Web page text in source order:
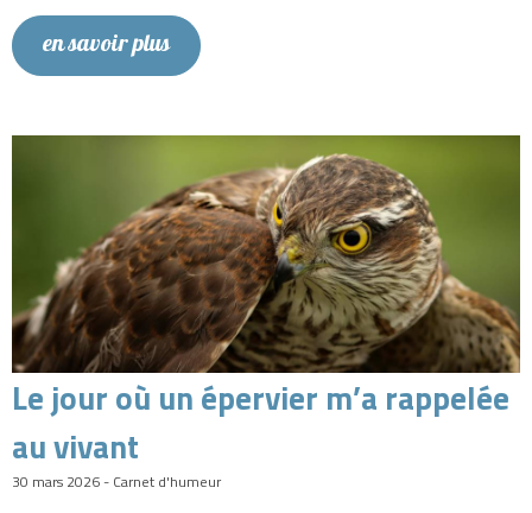
en savoir plus
Le jour où un épervier m’a rappelée
au vivant
30 mars 2026 - Carnet d'humeur